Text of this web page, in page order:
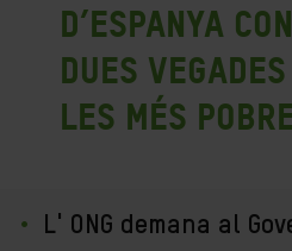
d’Espanya
dues vegades
les més
L' ONG demana al